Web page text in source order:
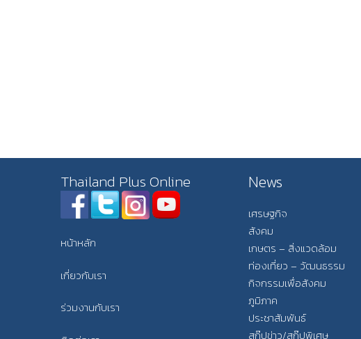
Thailand Plus Online
หน้าหลัก
เกี่ยวกับเรา
ร่วมงานกับเรา
News
เศรษฐกิจ
สังคม
เกษตร – สิ่งแวดล้อม
ท่องเที่ยว – วัฒนธรรม
กิจกรรมเพื่อสังคม
ภูมิภาค
ประชาสัมพันธ์
สกู๊ปข่าว/สกู๊ปพิเศษ